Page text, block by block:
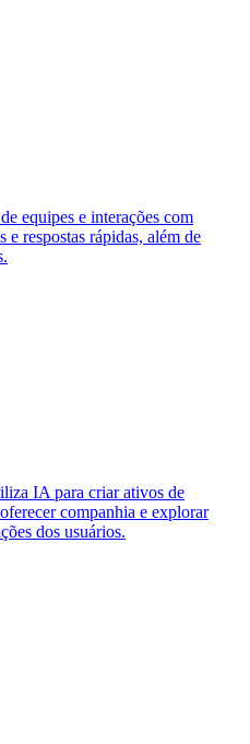
equipes e interações com
respostas rápidas, além de
IA para criar ativos de
companhia e explorar
dos usuários.